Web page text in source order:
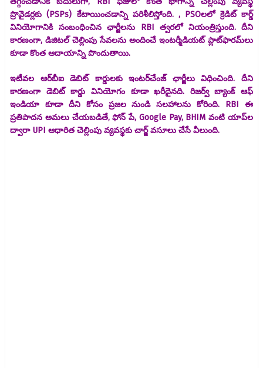
ప్రొవైడర్లకు (PSPs) కేటాయించడాన్ని పరిశీలిస్తోంది. , PSOలలో క్రెడిట్ కార్డ్
వినియోగానికి సంబంధించిన ఛార్జీలను RBI త్వరలో నియంత్రిస్తుంది. దీని
కారణంగా, డిజిటల్ చెల్లింపు సేవలను అందించే ఇంటర్మీడియట్ ప్లాట్‌ఫారమ్‌లు
కూడా కొంత ఆదాయాన్ని పొందుతాయి.
ఇటీవల ఆర్‌బీఐ డెబిట్ కార్డులకు ఇంటర్‌చేంజ్ ఛార్జీలు విధించింది. దీని
కారణంగా డెబిట్ కార్డు వినియోగం కూడా ఖరీదైనది. రిజర్వ్ బ్యాంక్ ఆఫ్
ఇండియా కూడా దీని కోసం ప్రజల నుండి సలహాలను కోరింది. RBI ఈ
ప్రతిపాదన అమలు చేయబడితే, ఫోన్ పే, Google Pay, BHIM వంటి యాప్‌ల
ద్వారా UPI ఆధారిత చెల్లింపు వ్యవస్థకు చార్జ్ వసూలు చేసే వీలుంది.